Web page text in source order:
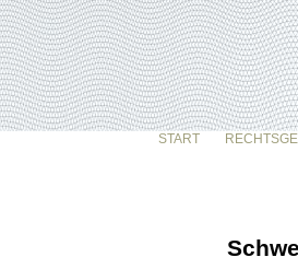
START